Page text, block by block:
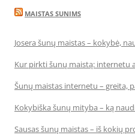
MAISTAS SUNIMS
Josera šunų maistas – kokybė,
Kur pirkti šunų maistą: internetu
Šunų maistas internetu – greita,
Kokybiška šunų mityba – ką
Sausas šunų maistas – iš kokių